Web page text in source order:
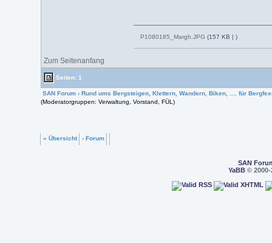
Zum Seitenanfang
P1080185_Margh.JPG (157 KB | )
Seiten: 1
SAN Forum› Rund ums Bergsteigen, Klettern, Wandern, Biken, .... für
(Moderatorgruppen: Verwaltung, Vorstand, FÜL)
« Übersicht ‹ Forum
SAN
YaBB© 2000-